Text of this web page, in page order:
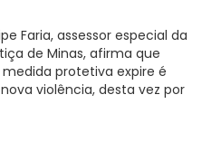
Faria, assessor especial da
de Minas, afirma que
protetiva expire é
violência, desta vez por